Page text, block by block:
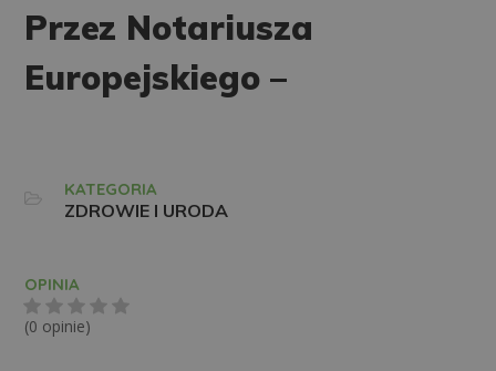
Przez Notariusza
Europejskiego –
KATEGORIA
ZDROWIE I URODA
OPINIA
(0 opinie)